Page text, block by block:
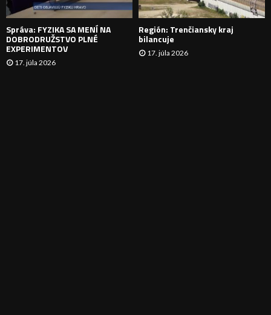
E
Správa: FYZIKA SA MENÍ NA
DOBRODRUŽSTVO PLNÉ
EXPERIMENTOV
17. júla 2026
Región: Trenčiansky kraj
bilancuje
17. júla 2026